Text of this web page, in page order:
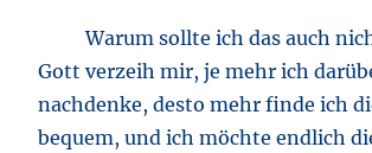
Warum sollte ich das auch
Gott verzeih mir, je mehr ich
nachdenke, desto mehr finde ich
bequem, und ich möchte endlich